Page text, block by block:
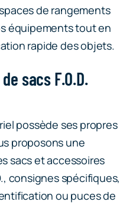
de rangements
équipements tout en
rapide des objets.
sacs F.O.D.
possède ses propres
proposons une
sacs et accessoires
consignes spécifiques,
ou puces de